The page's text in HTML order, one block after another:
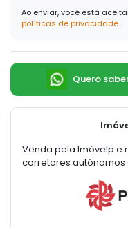
Ao enviar, você está
políticas de privacidade
Quero
Venda pela Imóvelp e
corretores